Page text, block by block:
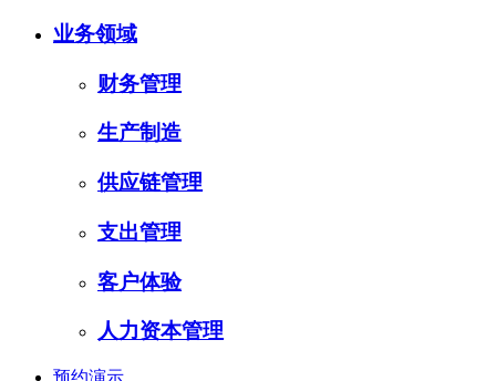
业务领域
财务管理
生产制造
供应链管理
支出管理
客户体验
人力资本管理
预约演示